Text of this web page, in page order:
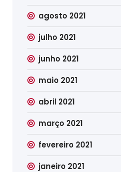
agosto 2021
julho 2021
junho 2021
maio 2021
abril 2021
março 2021
fevereiro 2021
janeiro 2021